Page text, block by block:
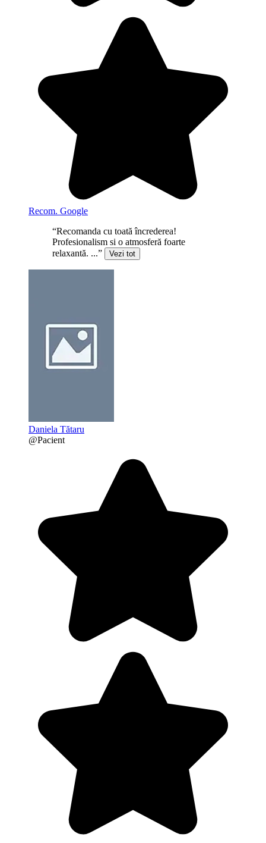
Recom. Google
“Recomanda cu toată încrederea!
Profesionalism si o atmosferă foarte
relaxantă. ...”
Vezi tot
Daniela Tătaru
@Pacient